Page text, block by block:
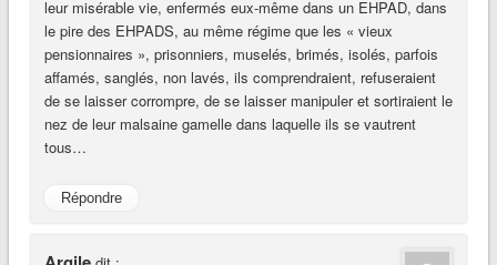
leur misérable vie, enfermés eux-même dans un EHPAD, dans
le pire des EHPADS, au même régime que les « vieux
pensionnaires », prisonniers, muselés, brimés, isolés, parfois
affamés, sanglés, non lavés, ils comprendraient, refuseraient
de se laisser corrompre, de se laisser manipuler et sortiraient le
nez de leur malsaine gamelle dans laquelle ils se vautrent
tous…
Répondre